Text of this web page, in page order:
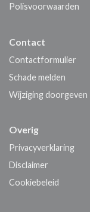
Polisvoorwaarden
Contact
Contactformulier
Schade melden
Wijziging doorgeven
Overig
Privacyverklaring
Disclaimer
Cookiebeleid